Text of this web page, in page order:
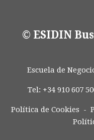
© ESIDIN
Escuela de
Tel: +34 910 607
Política de Cookies -